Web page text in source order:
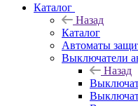
Каталог
Назад
Каталог
Автоматы
Выключатели
Назад